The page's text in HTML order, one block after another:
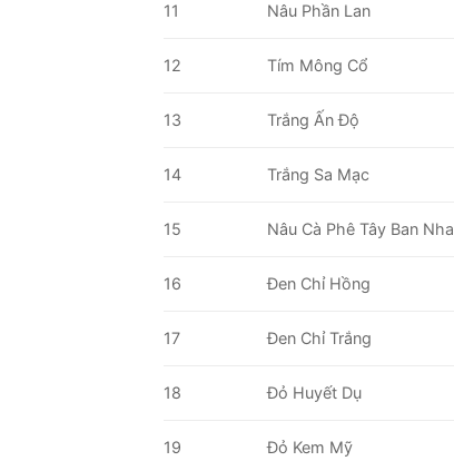
11 Nâu Phần Lan
12 Tím Mông Cổ
13 Trắng Ấn Độ
14 Trắng Sa Mạc
15 Nâu Cà Phê Tây Ban Nha
16 Đen Chỉ Hồng
17 Đen Chỉ Trắng
18 Đỏ Huyết Dụ
19 Đỏ Kem Mỹ